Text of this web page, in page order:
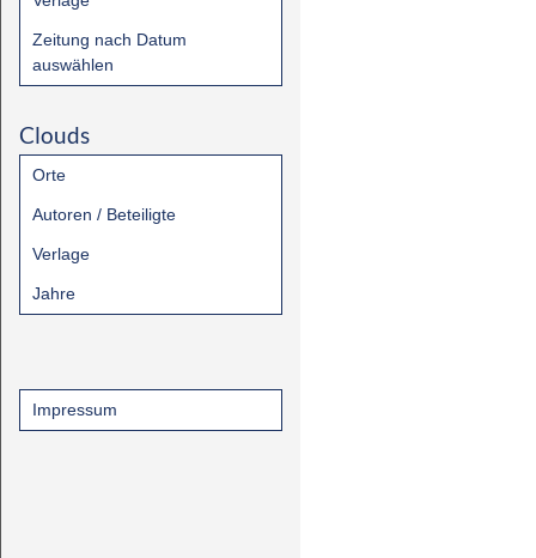
Zeitung nach Datum
auswählen
Clouds
Orte
Autoren / Beteiligte
Verlage
Jahre
Impressum